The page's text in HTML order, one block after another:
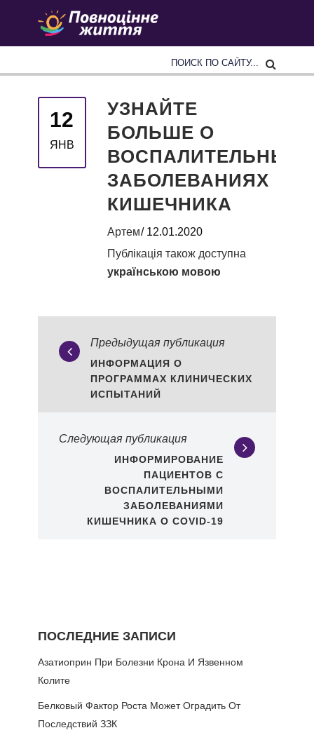
12
ЯНВ
УЗНАЙТЕ
БОЛЬШЕ О
ВОСПАЛИТЕЛЬНЫХ
ЗАБОЛЕВАНИЯХ
КИШЕЧНИКА
Артем
12.01.2020
Публікація також доступна
українською мовою
Предыдущая публикация
ИНФОРМАЦИЯ О
ПРОГРАММАХ КЛИНИЧЕСКИХ
ИСПЫТАНИЙ
Следующая публикация
ИНФОРМИРОВАНИЕ
ПАЦИЕНТОВ С
ВОСПАЛИТЕЛЬНЫМИ
ЗАБОЛЕВАНИЯМИ
КИШЕЧНИКА О COVID-19
ПОСЛЕДНИЕ ЗАПИСИ
Азатиоприн При Болезни Крона И Язвенном
Колите
Белковый Фактор Роста Может Оградить От
Последствий ЗЗК